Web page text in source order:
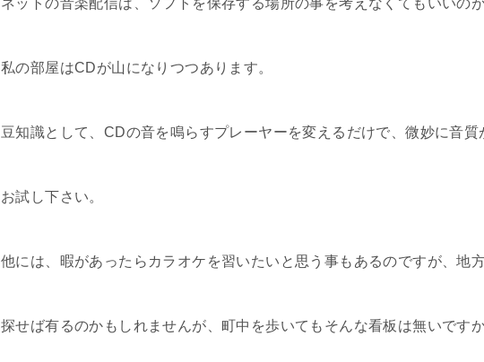
ネットの音楽配信は、ソフトを保存する場所の事を考えなくてもいいの
私の部屋はCDが山になりつつあります。
豆知識として、CDの音を鳴らすプレーヤーを変えるだけで、微妙に音質
お試し下さい。
他には、暇があったらカラオケを習いたいと思う事もあるのですが、地
探せば有るのかもしれませんが、町中を歩いてもそんな看板は無いですか